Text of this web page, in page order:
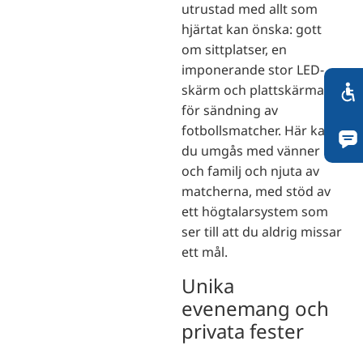
utrustad med allt som
hjärtat kan önska: gott
om sittplatser, en
imponerande stor LED-
skärm och plattskärmar
för sändning av
fotbollsmatcher. Här kan
du umgås med vänner
och familj och njuta av
matcherna, med stöd av
ett högtalarsystem som
ser till att du aldrig missar
ett mål.
Unika
evenemang och
privata fester